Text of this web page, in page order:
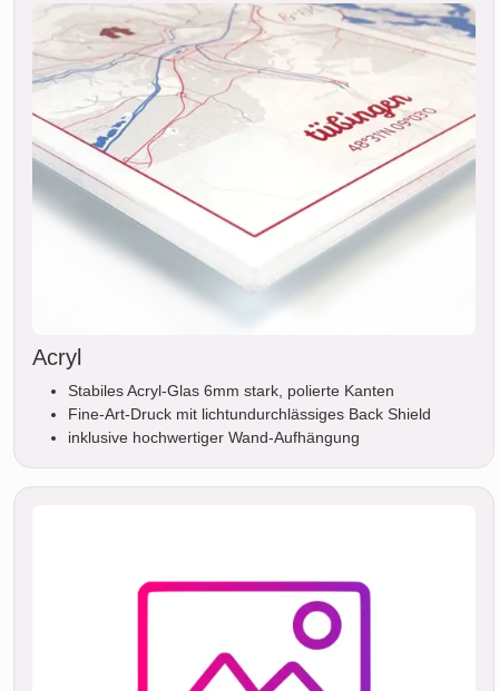
Acryl
Stabiles Acryl-Glas 6mm stark, polierte Kanten
Fine-Art-Druck mit lichtundurchlässiges Back Shield
inklusive hochwertiger Wand-Aufhängung